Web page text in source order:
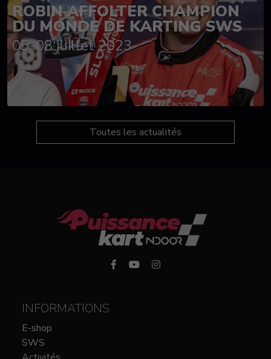
ROBIN AFFOLTER CHAMPION
DU MONDE DE KARTING SWS
05-08 juillet 2023
Toutes les actualités
INFORMATIONS
E-shop
SWS